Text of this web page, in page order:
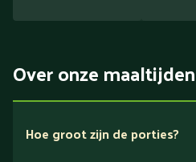
Over onze maaltijden
Hoe groot zijn de porties?